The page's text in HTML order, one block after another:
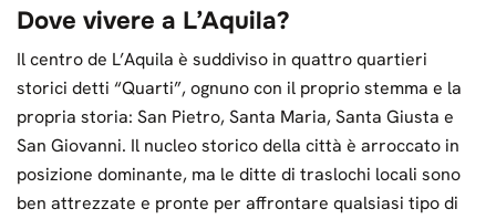
Dove vivere a L’Aquila?
Il centro de L’Aquila è suddiviso in quattro quartieri
storici detti “Quarti”, ognuno con il proprio stemma e la
propria storia: San Pietro, Santa Maria, Santa Giusta e
San Giovanni. Il nucleo storico della città è arroccato in
posizione dominante, ma le ditte di traslochi locali sono
ben attrezzate e pronte per affrontare qualsiasi tipo di